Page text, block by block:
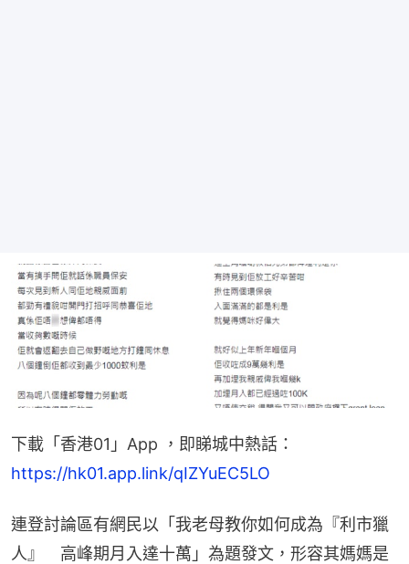
下載「香港01」App ，即睇城中熱話：
https://hk01.app.link/qIZYuEC5LO
連登討論區有網民以「我老母教你如何成為『利市獵
人』　高峰期月入達十萬」為題發文，形容其媽媽是